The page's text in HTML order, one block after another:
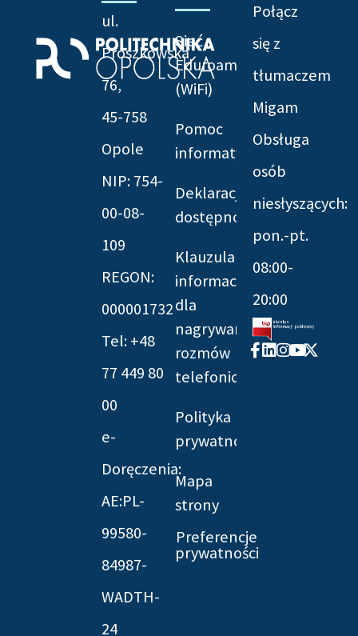
ul.
Prószkowska
76,
45-758
Opole
NIP: 754-
00-08-
109
REGON:
000001732
Tel: +48
77 449 80
00
e-
Doręczenia:
AE:PL-
99580-
84987-
WADTH-
24
Sieć
Eduroam
(WiFi)
Pomoc
informatyczna
Deklaracja
dostępności
Klauzula
informacyjna
dla
nagrywania
rozmów
telefonicznych
Polityka
prywatności
Mapa
strony
Preferencje
prywatności
Połącz
się z
tłumaczem
Migam
Obsługa
osób
niesłyszących:
pon.-pt.
08:00-
20:00
Facebook-
f
Linkedin
Instagram
Youtube
X-
twitter